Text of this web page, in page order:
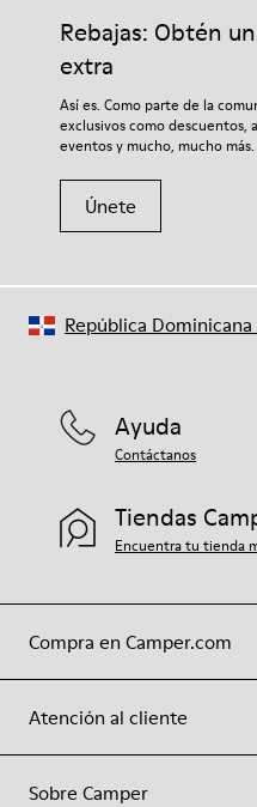
Rebajas: Obtén
extra
Así es. Como parte de la
exclusivos como descuentos,
eventos y mucho, mucho más.
Únete
Compra en Camper.com
Atención al cliente
Sobre Camper
Ayuda
Contáctanos
Tiendas
Encuentra tu tienda
República Dominicana